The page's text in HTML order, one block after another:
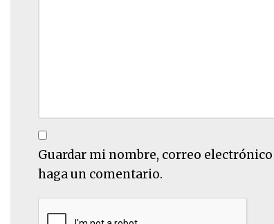
Guardar mi nombre, correo
haga un comentario.